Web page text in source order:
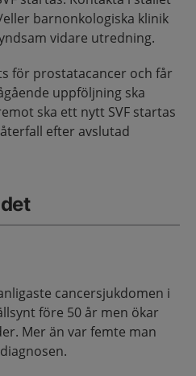
barnonkologiska klinik
vidare utredning.
för prostatacancer och får
uppföljning ska
ska ett nytt SVF startas
efter avslutad
cancersjukdomen i
före 50 år men ökar
Mer än var femte man